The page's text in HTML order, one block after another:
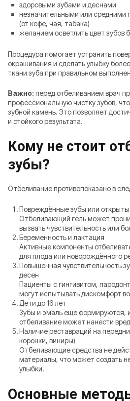
здоровыми зубами и деснами
незначительными или средними
(от кофе, чая, табака)
желанием осветлить цвет зубов
Процедура помогает устранить
окрашивания и сделать улыбку
ткани зуба при правильном
Важно: перед отбеливанием врач
профессиональную чистку зубов,
зубной камень. Это позволяет
и стойкого результата.
Кому не стоит
зубы?
Отбеливание противопоказано в
Повреждённые зубы или
Отбеливающий гель может
вызвать чувствительность или
Беременность и лактация
Активные компоненты
для плода или новорождённого
Повышенная чувствительность
десен
Пациенты с гингивитом,
могут испытывать дискомфорт
Дети до 16 лет
Зубы и эмаль ещё формируются,
отбеливание может нанести
Наличие реставраций на
коронки, виниры)
Отбеливающие средства не
материалы, что может создать
улыбки.
Основные